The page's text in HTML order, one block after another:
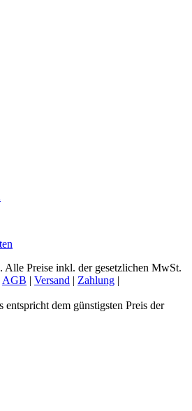
Varianten
Die
Optionen
auf
Preise inkl. der gesetzlichen MwSt.
AGB | Versand | Zahlung |
entspricht dem günstigsten Preis der